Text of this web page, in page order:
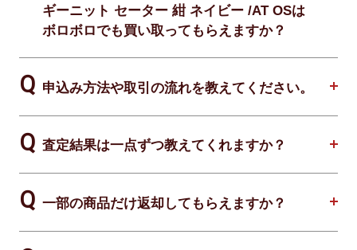
ギーニット セーター 紺 ネイビー /AT OSは
ボロボロでも買い取ってもらえますか？
申込み方法や取引の流れを教えてください。
査定結果は一点ずつ教えてくれますか？
一部の商品だけ返却してもらえますか？